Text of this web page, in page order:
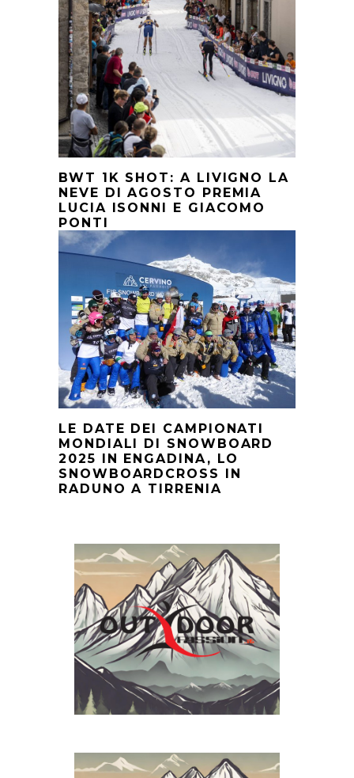
BWT 1K SHOT: A LIVIGNO LA
NEVE DI AGOSTO PREMIA
LUCIA ISONNI E GIACOMO
PONTI
LE DATE DEI CAMPIONATI
MONDIALI DI SNOWBOARD
2025 IN ENGADINA, LO
SNOWBOARDCROSS IN
RADUNO A TIRRENIA